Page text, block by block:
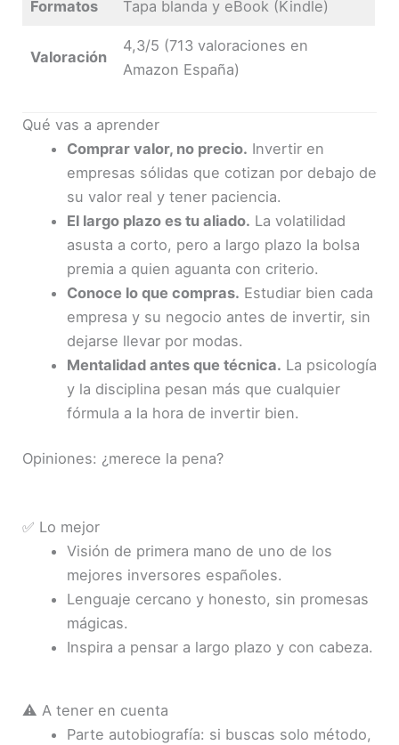
Formatos Tapa blanda y eBook (Kindle)
Valoración
4,3/5 (713 valoraciones en
Amazon España)
Qué vas a aprender
Comprar valor, no precio. Invertir en
empresas sólidas que cotizan por debajo de
su valor real y tener paciencia.
El largo plazo es tu aliado. La volatilidad
asusta a corto, pero a largo plazo la bolsa
premia a quien aguanta con criterio.
Conoce lo que compras. Estudiar bien cada
empresa y su negocio antes de invertir, sin
dejarse llevar por modas.
Mentalidad antes que técnica. La psicología
y la disciplina pesan más que cualquier
fórmula a la hora de invertir bien.
Opiniones: ¿merece la pena?
✅ Lo mejor
Visión de primera mano de uno de los
mejores inversores españoles.
Lenguaje cercano y honesto, sin promesas
mágicas.
Inspira a pensar a largo plazo y con cabeza.
⚠️ A tener en cuenta
Parte autobiografía: si buscas solo método,